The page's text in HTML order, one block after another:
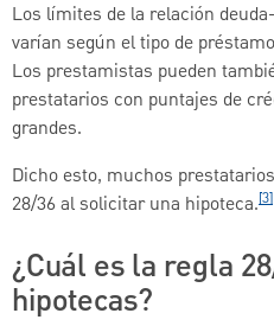
Los límites de la relación
varían según el tipo de
Los prestamistas pueden
prestatarios con puntajes de
grandes.
Dicho esto, muchos
28/36 al solicitar una hipoteca.[3]
¿Cuál es la regla
hipotecas?